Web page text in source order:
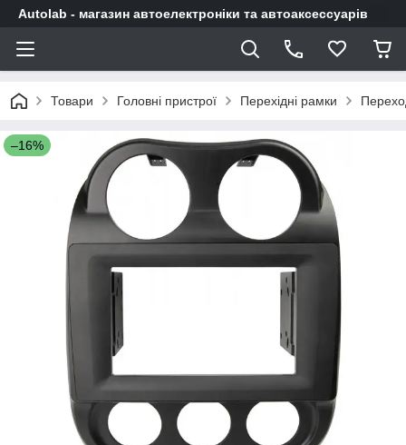
Autolab - магазин автоелектроніки та автоаксессуарів
Товари Головні пристрої Перехідні рамки
–16%